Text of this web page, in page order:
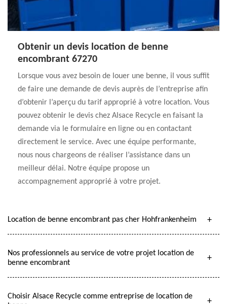
Obtenir un devis location de benne
encombrant 67270
Lorsque vous avez besoin de louer une benne, il vous suffit
de faire une demande de devis auprès de l’entreprise afin
d’obtenir l’aperçu du tarif approprié à votre location. Vous
pouvez obtenir le devis chez Alsace Recycle en faisant la
demande via le formulaire en ligne ou en contactant
directement le service. Avec une équipe performante,
nous nous chargeons de réaliser l’assistance dans un
meilleur délai. Notre équipe propose un
accompagnement approprié à votre projet.
Location de benne encombrant pas cher Hohfrankenheim
Nos professionnels au service de votre projet location de
benne encombrant
Choisir Alsace Recycle comme entreprise de location de